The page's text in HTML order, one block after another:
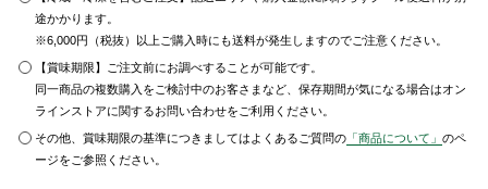
途かかります。
※6,000円（税抜）以上ご購入時にも送料が発生しますのでご注意ください。
【賞味期限】ご注文前にお調べすることが可能です。
同一商品の複数購入をご検討中のお客さまなど、保存期間が気になる場合はオン
ラインストアに関するお問い合わせをご利用ください。
その他、賞味期限の基準につきましてはよくあるご質問の 「商品について」のペ
ージをご参照ください。